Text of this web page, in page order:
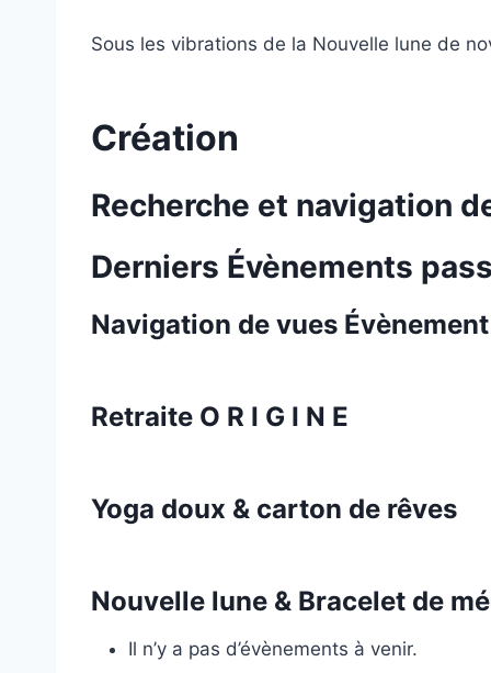
Sous les vibrations de la Nouvelle lune de
Création
Recherche et navigation
Derniers Évènements
Navigation de vues Évènement
Retraite O R I G I N E
Yoga doux & carton de rêves
Nouvelle lune & Bracelet de
Il n’y a pas d’évènements à venir.